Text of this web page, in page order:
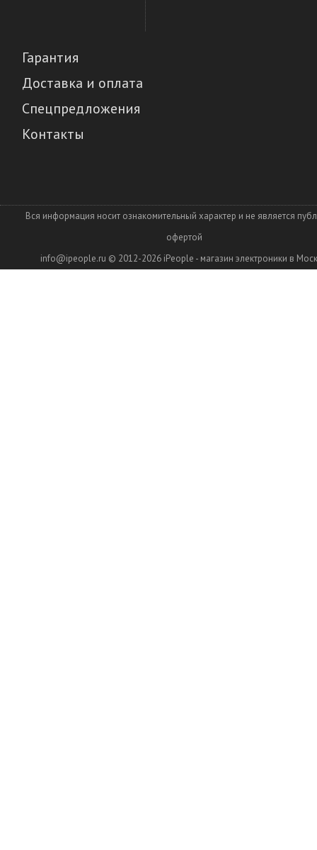
Гарантия
Доставка и оплата
Спецпредложения
Контакты
Вся информация носит ознакомительный характер и не является
офертой
info@ipeople.ru © 2012-2026 iPeople - магазин электроники в